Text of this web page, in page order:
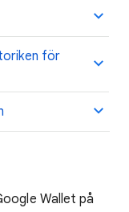
för
Wallet på